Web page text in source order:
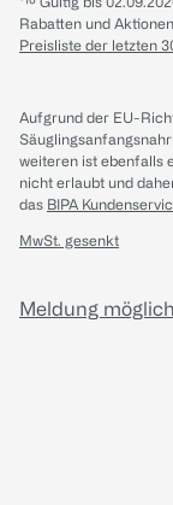
Rabatten und
Preisliste der letzten
Aufgrund der EU-
weiteren ist ebenfalls
nicht erlaubt und
das BIPA
MwSt. gesenkt
Meldung